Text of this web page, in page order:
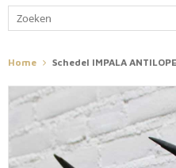
Home Schedel IMPALA